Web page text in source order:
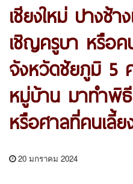
เชียงใหม่ ปางช้า
เชิญครูบา หรือ
จังหวัดชัยภูมิ 5
หมู่บ้าน มาทำพิธี
หรือศาลที่คนเลี้
20 มกราคม 2024